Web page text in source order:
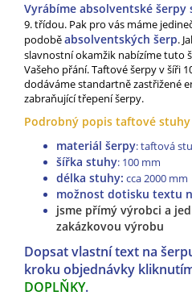
Vyrábíme absolventské šerpy
9. třídou. Pak pro vás máme
podoběabsolventských šerp.
slavnostní okamžik nabízíme tuto
Vašeho přání. Taftové šerpy v šíři
dodáváme standartně zastřižené
zabraňující třepení šerpy.
Podrobný popis taftové
materiál šerpy: taftová
šířka stuhy: 100 mm
délka stuhy: cca2000 mm
možnost dotisku textu
jsme přímý výrobci a
zakázkovou výrobu
Dopsat vlastní text na
kroku objednávky
DOPLŇKY.